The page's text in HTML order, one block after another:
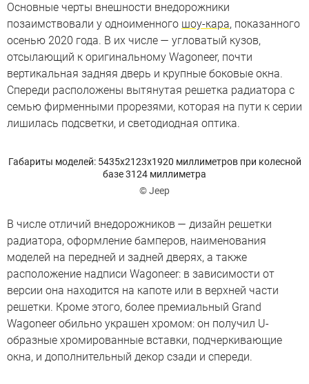
Основные черты внешности внедорожники
позаимствовали у одноименного шоу-кара, показанного
осенью 2020 года. В их числе — угловатый кузов,
отсылающий к оригинальному Wagoneer, почти
вертикальная задняя дверь и крупные боковые окна.
Спереди расположены вытянутая решетка радиатора с
семью фирменными прорезями, которая на пути к серии
лишилась подсветки, и светодиодная оптика.
Габариты моделей: 5435х2123х1920 миллиметров при колесной
базе 3124 миллиметра
© Jeep
В числе отличий внедорожников — дизайн решетки
радиатора, оформление бамперов, наименования
моделей на передней и задней дверях, а также
расположение надписи Wagoneer: в зависимости от
версии она находится на капоте или в верхней части
решетки. Кроме этого, более премиальный Grand
Wagoneer обильно украшен хромом: он получил U-
образные хромированные вставки, подчеркивающие
окна, и дополнительный декор сзади и спереди.